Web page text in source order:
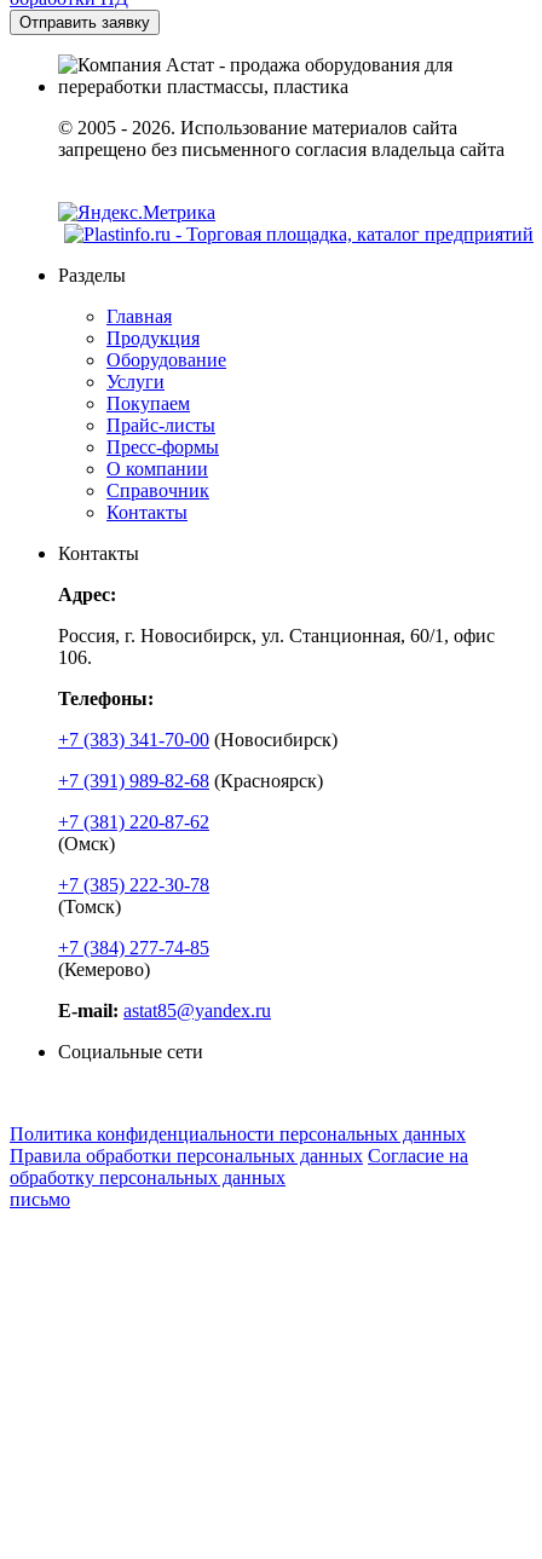
© 2005 - 2026. Использование материалов сайта
запрещено без письменного согласия владельца сайта
Разделы
Главная
Продукция
Оборудование
Услуги
Покупаем
Прайс-листы
Пресс-формы
О компании
Справочник
Контакты
Контакты
Адрес:
Россия, г. Новосибирск, ул. Станционная, 60/1, офис
106.
Телефоны:
+7 (383) 341-70-00 (Новосибирск)
+7 (391) 989-82-68 (Красноярск)
+7 (381) 220-87-62
(Омск)
+7 (385) 222-30-78
(Томск)
+7 (384) 277-74-85
(Кемерово)
E-mail: astat85@yandex.ru
Социальные сети
Политика конфиденциальности персональных данных
Правила обработки персональных данных Согласие на
обработку персональных данных
письмо